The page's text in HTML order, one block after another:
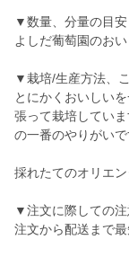
▼数量、分量の目安
よしだ葡萄園のお
▼栽培/生産方法、
とにかくおいしい
張って栽培してい
の一番のやりがいで
採れたてのオリエ
▼注文に際しての注
注文から配送まで